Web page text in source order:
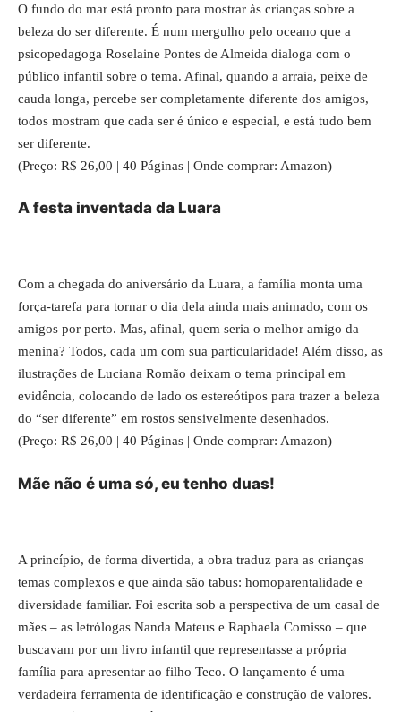
O fundo do mar está pronto para mostrar às crianças sobre a
beleza do ser diferente. É num mergulho pelo oceano que a
psicopedagoga Roselaine Pontes de Almeida dialoga com o
público infantil sobre o tema. Afinal, quando a arraia, peixe de
cauda longa, percebe ser completamente diferente dos amigos,
todos mostram que cada ser é único e especial, e está tudo bem
ser diferente.
(Preço: R$ 26,00 | 40 Páginas | Onde comprar: Amazon)
A festa inventada da Luara
Com a chegada do aniversário da Luara, a família monta uma
força-tarefa para tornar o dia dela ainda mais animado, com os
amigos por perto. Mas, afinal, quem seria o melhor amigo da
menina? Todos, cada um com sua particularidade! Além disso, as
ilustrações de Luciana Romão deixam o tema principal em
evidência, colocando de lado os estereótipos para trazer a beleza
do “ser diferente” em rostos sensivelmente desenhados.
(Preço: R$ 26,00 | 40 Páginas | Onde comprar: Amazon)
Mãe não é uma só, eu tenho duas!
A princípio, de forma divertida, a obra traduz para as crianças
temas complexos e que ainda são tabus: homoparentalidade e
diversidade familiar. Foi escrita sob a perspectiva de um casal de
mães – as letrólogas Nanda Mateus e Raphaela Comisso – que
buscavam por um livro infantil que representasse a própria
família para apresentar ao filho Teco. O lançamento é uma
verdadeira ferramenta de identificação e construção de valores.